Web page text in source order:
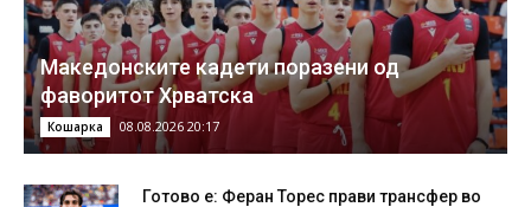
Македонските кадети поразени од
фаворитот Хрватска
Кошарка 08.08.2026 20:17
Готово е: Феран Торес прави трансфер во